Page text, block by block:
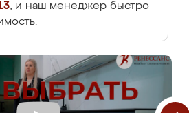
, и наш менеджер быстро